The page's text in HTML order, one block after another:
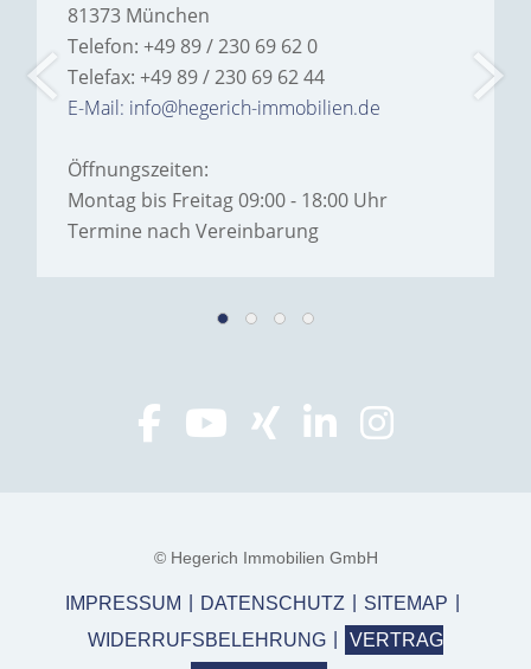
81373 München
Telefon: +49 89 / 230 69 62 0
Telefax: +49 89 / 230 69 62 44
E-Mail: info@hegerich-immobilien.de
Öffnungszeiten:
Montag bis Freitag 09:00 - 18:00 Uhr
Termine nach Vereinbarung
© Hegerich Immobilien GmbH
IMPRESSUM DATENSCHUTZ
SITEMAP
WIDERRUFSBELEHRUNG
VERTRAG